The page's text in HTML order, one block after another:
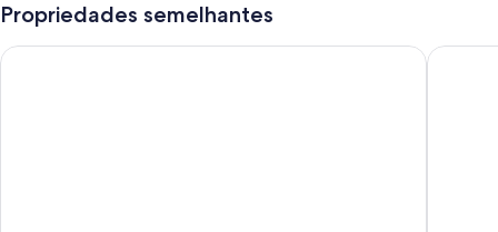
Propriedades semelhantes
Inverdoorn Private Game Reserve Garden